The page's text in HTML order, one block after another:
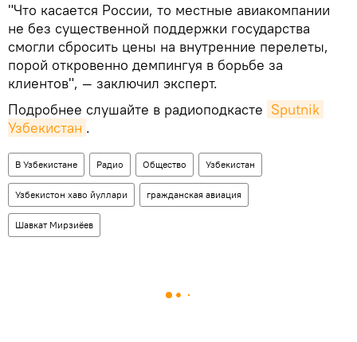
"Что касается России, то местные авиакомпании
не без существенной поддержки государства
смогли сбросить цены на внутренние перелеты,
порой откровенно демпингуя в борьбе за
клиентов", — заключил эксперт.
Подробнее слушайте в радиоподкасте Sputnik
Узбекистан .
В Узбекистане Радио Общество Узбекистан
Узбекистон хаво йуллари гражданская авиация
Шавкат Мирзиёев